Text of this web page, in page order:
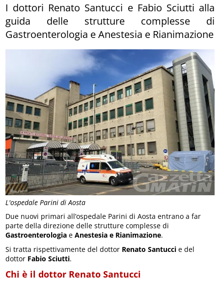
L'ospedale Parini di Aosta
I dottori Renato Santucci e Fabio Sciutti alla
guida delle strutture complesse di
Gastroenterologia e Anestesia e Rianimazione
Due nuovi primari all’ospedale Parini di Aosta entrano a far
parte della direzione delle strutture complesse di
Gastroenterologia eAnestesia e Rianimazione.
Si tratta rispettivamente del dottor Renato Santucci e del
dottor Fabio Sciutti.
Chi è il dottor Renato Santucci